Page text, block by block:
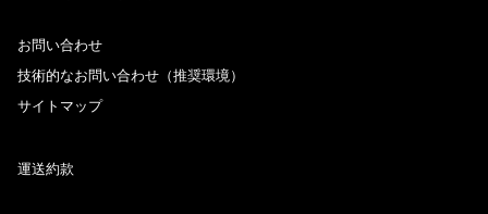
お問い合わせ
技術的なお問い合わせ（推奨環境）
サイトマップ
運送約款